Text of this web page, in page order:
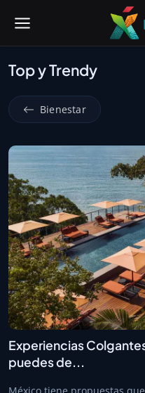
Top y Trendy
Bienestar
Experiencias
puedes de...